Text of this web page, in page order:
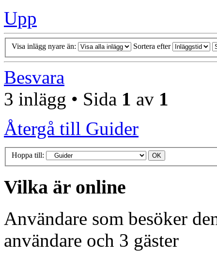
Upp
Visa inlägg nyare än: Sortera efter
Besvara
3 inlägg • Sida 1 av 1
Återgå till Guider
Hoppa till:
Vilka är online
Användare som besöker
användare och 3 gäster